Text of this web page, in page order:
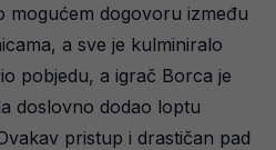
mogućem dogovoru između
a sve je kulminiralo
pobjedu, a igrač Borca je
doslovno dodao loptu
pristup i drastičan pad